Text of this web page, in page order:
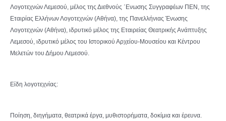
Λογοτεχνών Λεμεσού, μέλος της Διεθνούς ΄Ενωσης Συγγραφέων ΠΕΝ, της
Εταιρίας Ελλήνων Λογοτεχνών (Αθήνα), της Πανελλήνιας Ένωσης
Λογοτεχνών (Αθήνα), ιδρυτικό μέλος της Εταιρείας Θεατρικής Ανάπτυξης
Λεμεσού, ιδρυτικό μέλος του Ιστορικού Αρχείου-Μουσείου και Κέντρου
Μελετών του Δήμου Λεμεσού.
Είδη λογοτεχνίας:
Ποίηση, διηγήματα, θεατρικά έργα, μυθιστορήματα, δοκίμια και έρευνα.